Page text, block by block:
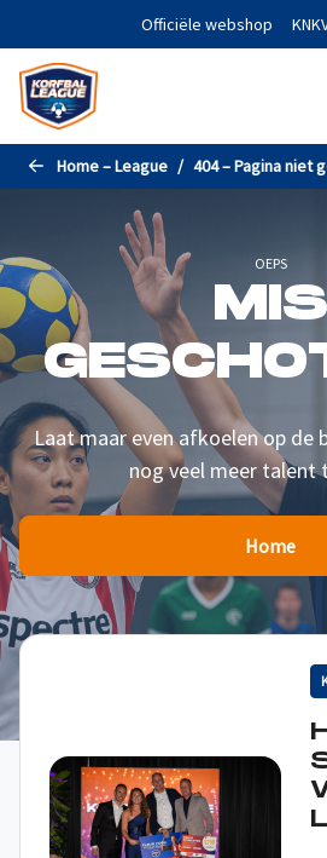
Naar de hoofdinhoud gaanOfficiële webshop
Home – League 404 – Pagina niet
OEPS
MIS
Laat maar even afkoelen op de
nog veel meer talent
Home